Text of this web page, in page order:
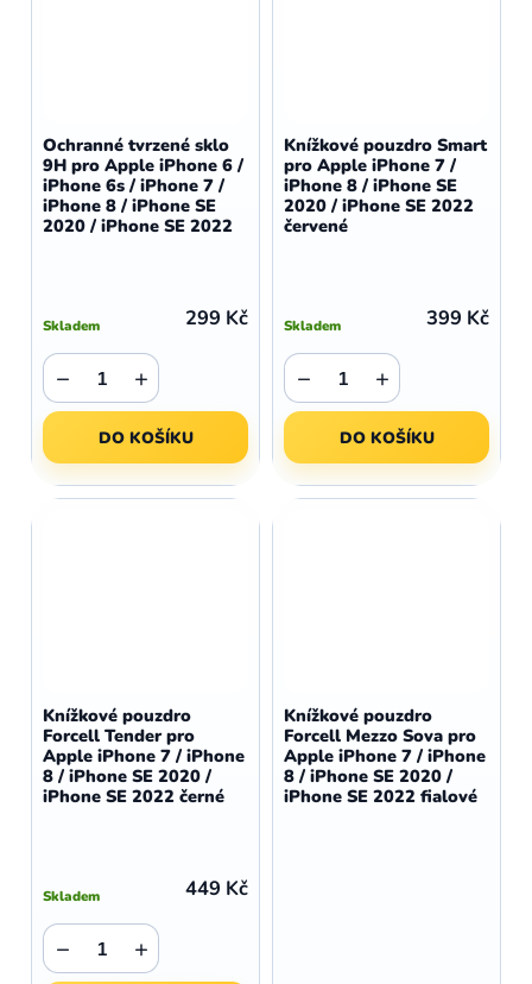
Ochranné tvrzené sklo
9H pro Apple iPhone 6 /
iPhone 6s / iPhone 7 /
iPhone 8 / iPhone SE
2020 / iPhone SE 2022
Skladem 299 Kč
+
−
DO KOŠÍKU
Knížkové pouzdro Smart
pro Apple iPhone 7 /
iPhone 8 / iPhone SE
2020 / iPhone SE 2022
červené
Skladem 399 Kč
+
−
DO KOŠÍKU
Knížkové pouzdro
Forcell Tender pro
Apple iPhone 7 / iPhone
8 / iPhone SE 2020 /
iPhone SE 2022 černé
Skladem 449 Kč
+
−
Knížkové pouzdro
Forcell Mezzo Sova pro
Apple iPhone 7 / iPhone
8 / iPhone SE 2020 /
iPhone SE 2022 fialové